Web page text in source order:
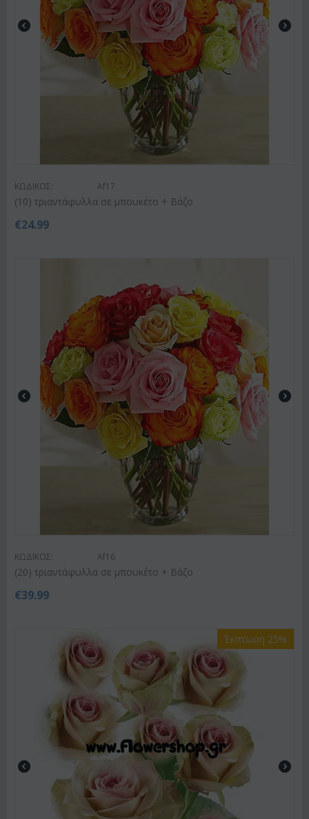
ΚΩΔΙΚΟΣ: Af17
(10) τριαντάφυλλα σε μπουκέτο + Βάζο
€24.99
ΚΩΔΙΚΟΣ: Af16
(20) τριαντάφυλλα σε μπουκέτο + Βάζο
€39.99
Έκπτωση 25%